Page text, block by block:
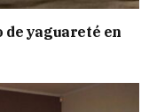
yaguareté en